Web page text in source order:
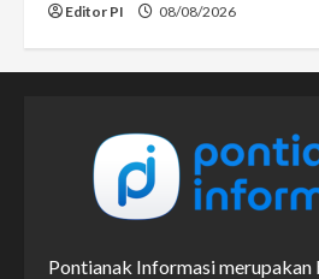
Editor PI 08/08/2026
Pontianak Informasi